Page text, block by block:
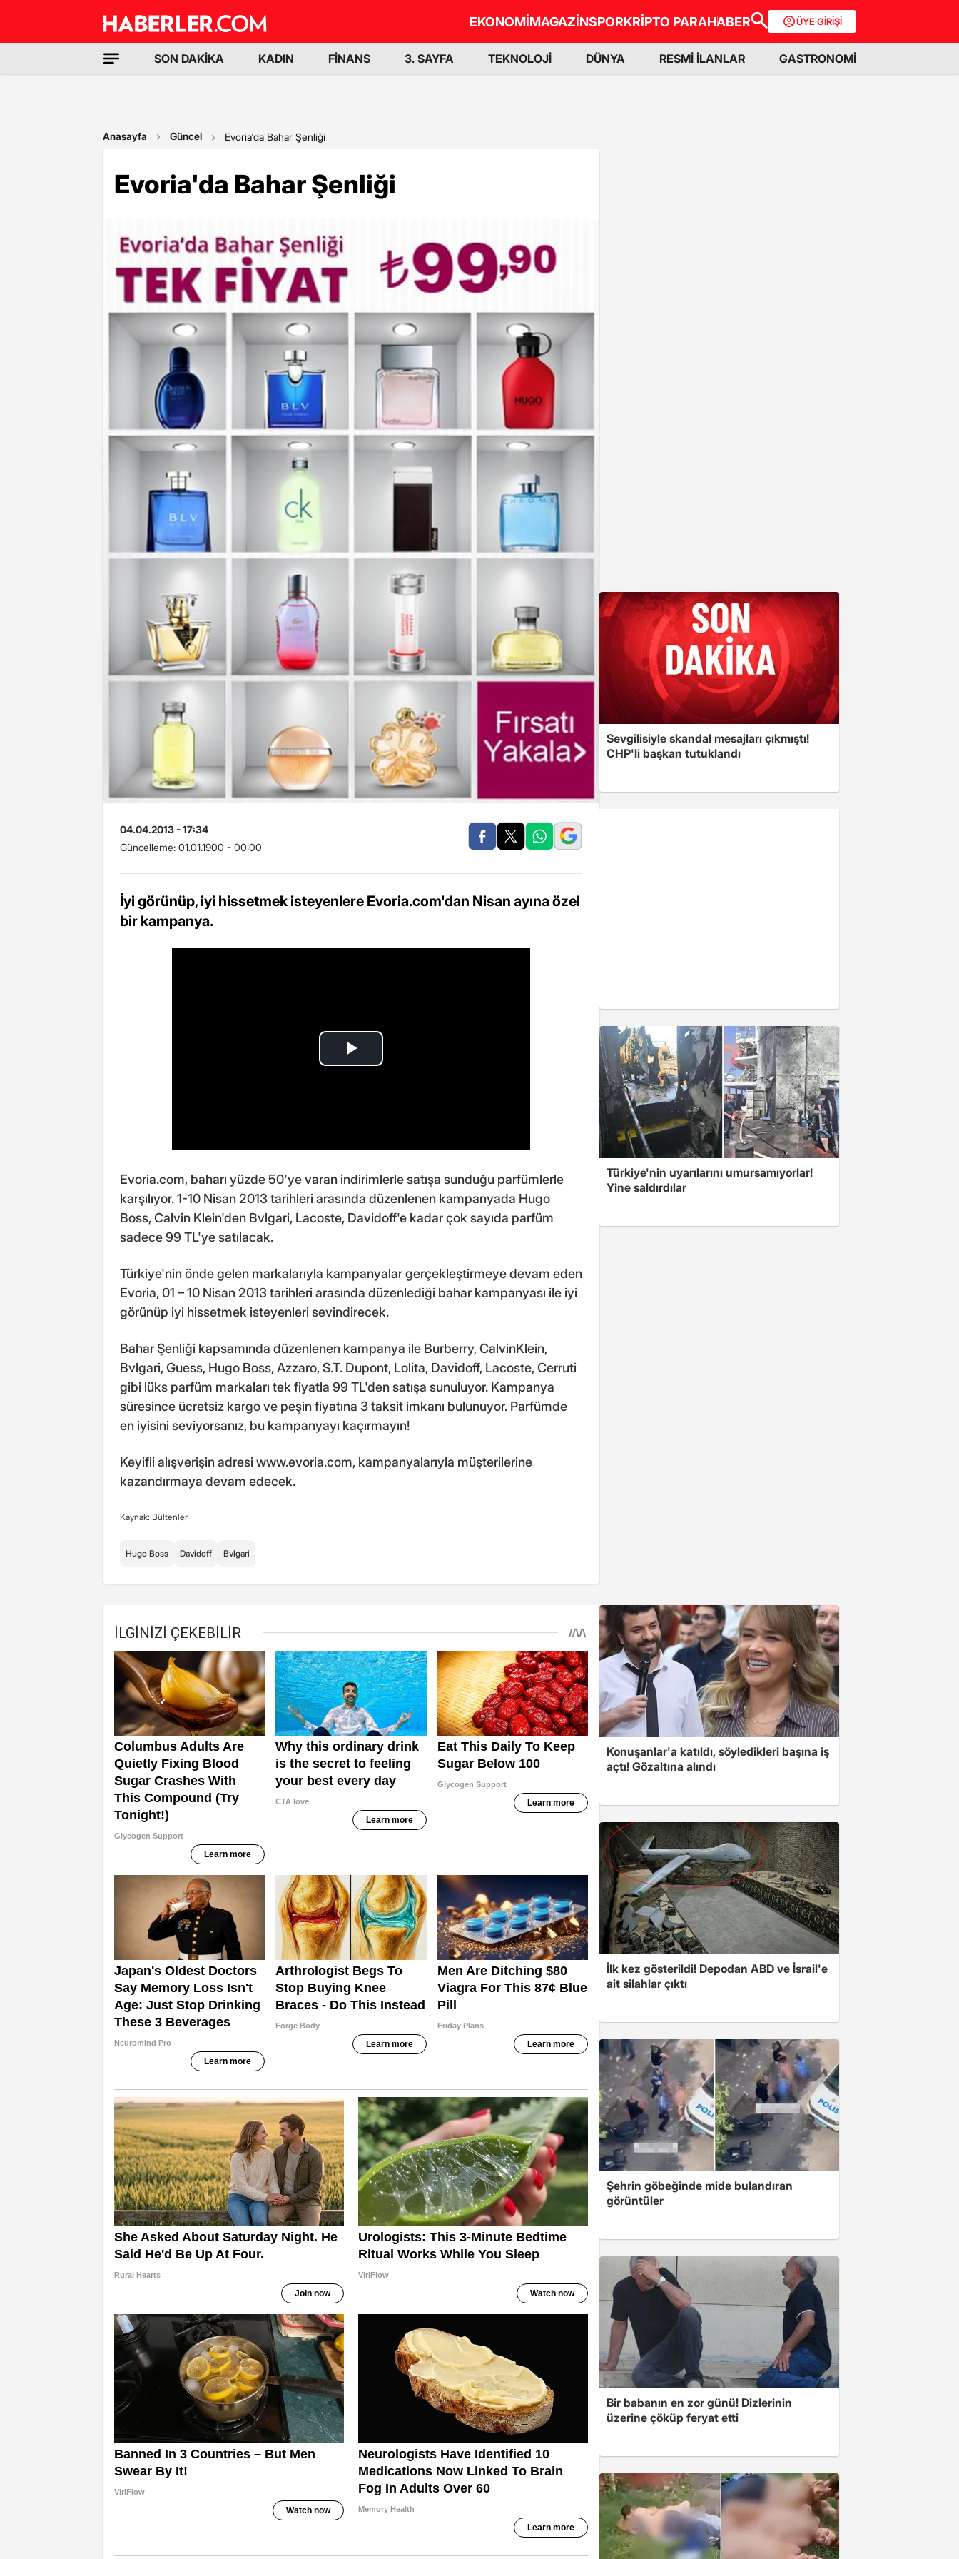
EKONOMİMAGAZİNSPORKRİPTO PARAHABER ÜYE GİRİŞİ
SON DAKİKA KADIN FİNANS 3. SAYFA TEKNOLOJİ DÜNYA RESMİ İLANLAR GASTRONOMİ
Anasayfa Güncel Evoria'da Bahar Şenliği
Evoria'da Bahar Şenliği
04.04.2013 - 17:34
Güncelleme: 01.01.1900 - 00:00
İyi görünüp, iyi hissetmek isteyenlere Evoria.com'dan Nisan ayına özel
bir kampanya.
Evoria.com, baharı yüzde 50'ye varan indirimlerle satışa sunduğu parfümlerle
karşılıyor. 1-10 Nisan 2013 tarihleri arasında düzenlenen kampanyada Hugo
Boss, Calvin Klein'den Bvlgari, Lacoste, Davidoff'e kadar çok sayıda parfüm
sadece 99 TL'ye satılacak.
Türkiye'nin önde gelen markalarıyla kampanyalar gerçekleştirmeye devam eden
Evoria, 01 – 10 Nisan 2013 tarihleri arasında düzenlediği bahar kampanyası ile iyi
görünüp iyi hissetmek isteyenleri sevindirecek.
Bahar Şenliği kapsamında düzenlenen kampanya ile Burberry, CalvinKlein,
Bvlgari, Guess, Hugo Boss, Azzaro, S.T. Dupont, Lolita, Davidoff, Lacoste, Cerruti
gibi lüks parfüm markaları tek fiyatla 99 TL'den satışa sunuluyor. Kampanya
süresince ücretsiz kargo ve peşin fiyatına 3 taksit imkanı bulunuyor. Parfümde
en iyisini seviyorsanız, bu kampanyayı kaçırmayın!
Keyifli alışverişin adresi www.evoria.com, kampanyalarıyla müşterilerine
kazandırmaya devam edecek.
Kaynak: Bültenler
Hugo Boss Davidoff Bvlgari
Sevgilisiyle skandal mesajları çıkmıştı!
CHP'li başkan tutuklandı
Türkiye'nin uyarılarını umursamıyorlar!
Yine saldırdılar
Konuşanlar'a katıldı, söyledikleri başına iş
açtı! Gözaltına alındı
İlk kez gösterildi! Depodan ABD ve İsrail'e
ait silahlar çıktı
Şehrin göbeğinde mide bulandıran
görüntüler
Bir babanın en zor günü! Dizlerinin
üzerine çöküp feryat etti